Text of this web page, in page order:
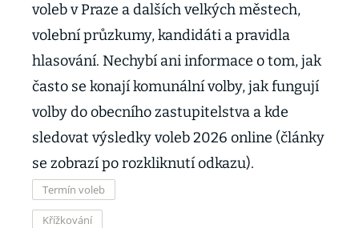
voleb v Praze a dalších velkých městech,
volební průzkumy, kandidáti a pravidla
hlasování. Nechybí ani informace o tom, jak
často se konají komunální volby, jak fungují
volby do obecního zastupitelstva a kde
sledovat výsledky voleb 2026 online (články
se zobrazí po rozkliknutí odkazu).
Termín voleb
Křížkování